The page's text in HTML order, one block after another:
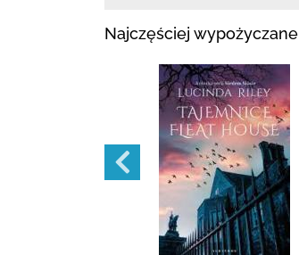
Najczęściej wypożyczane